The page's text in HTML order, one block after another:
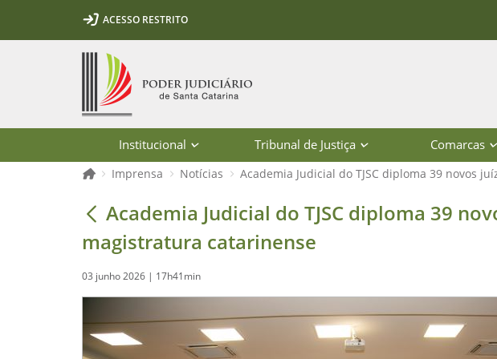
Ir para o conteúdo
Ir para a ferramenta de acessibilidade - Rybená
Ir para o menu principal
Ir para a pesquisa
Ir para o rodapé
Ir para a página inicialACESSO RESTRITO
Institucional Tribunal de Justiça Comarcas
Página inicial
Imprensa Notícias Academia Judicial do TJSC diploma 39 novos
Academia Judicial do TJSC diploma 39 novos
Academia Judicial do TJSC diploma 39
magistratura catarinense
03 junho 2026 | 17h41min